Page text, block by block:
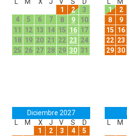
1
2
3
4
5 6 7 8 9
10
11
12 13 14 15 16 17
18 19 20 21 22 23 24
25 26 27 28 29 30 31
1
2
8
9
15 16
22 23
29 30
Diciembre 2027
M X J V S
D
1
2 3 4
5
M